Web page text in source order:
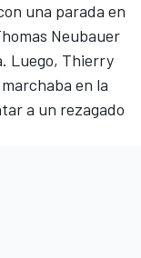
una parada en
Neubauer
Luego, Thierry
en la
a un rezagado